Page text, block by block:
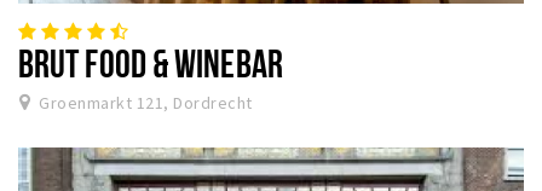
BRUT FOOD & WINEBAR
Groenmarkt 121, Dordrecht